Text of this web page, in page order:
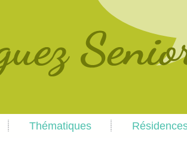
Thématiques